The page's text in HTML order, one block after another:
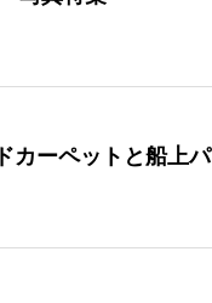
ーペットと船上パ